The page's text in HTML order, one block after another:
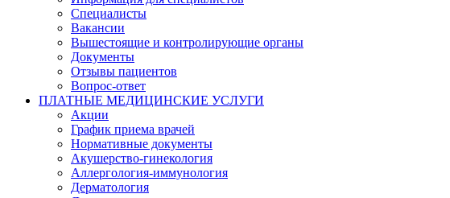
Специалисты
Вакансии
Вышестоящие и контролирующие органы
Документы
Отзывы пациентов
Вопрос-ответ
ПЛАТНЫЕ МЕДИЦИНСКИЕ УСЛУГИ
Акции
График приема врачей
Нормативные документы
Акушерство-гинекология
Аллергология-иммунология
Дерматология